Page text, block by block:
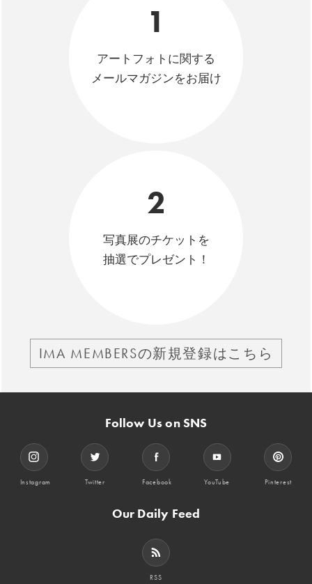
1
アートフォトに関する
メールマガジンをお届け
2
写真展のチケットを
抽選でプレゼント！
IMA MEMBERSの新規登録はこちら
Follow Us on SNS
Instagram Twitter Facebook YouTube Pinterest
Our Daily Feed
RSS